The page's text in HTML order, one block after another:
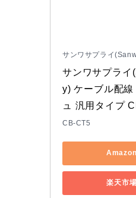
サンワサプライ
サンワサプライ
y) ケーブル配線
ュ 汎用タイプ
CB-CT5
楽天市